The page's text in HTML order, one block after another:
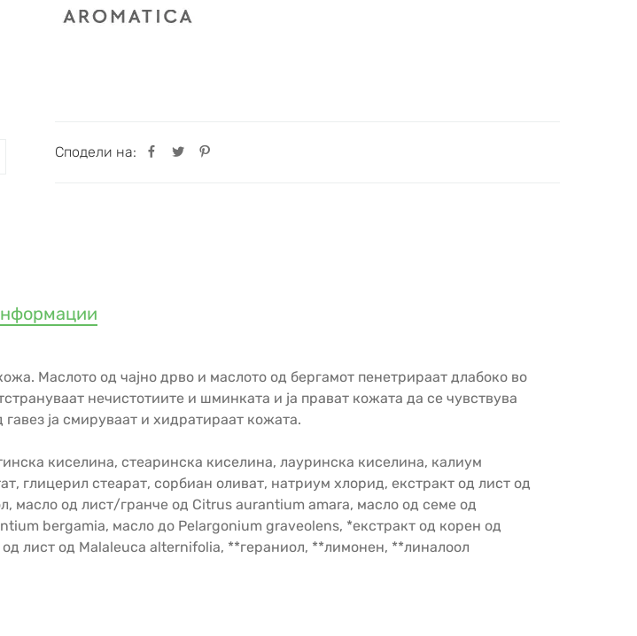
Сподели на:
Маслото од чајно дрво и маслото од бергамот пенетрираат длабоко во
нечистотиите и шминката и ја прават кожата да се чувствува
ја смируваат и хидратираат кожата.
киселина, стеаринска киселина, лауринска киселина, калиум
глицерил стеарат, сорбиан оливат, натриум хлорид, екстракт од лист од
масло од лист/гранче oд Citrus aurantium amara, масло од семе од
bergamia, масло до Pelargonium graveolens, *екстракт од корен од
лист од Malaleuca alternifolia, **гераниол, **лимонен, **линалоол